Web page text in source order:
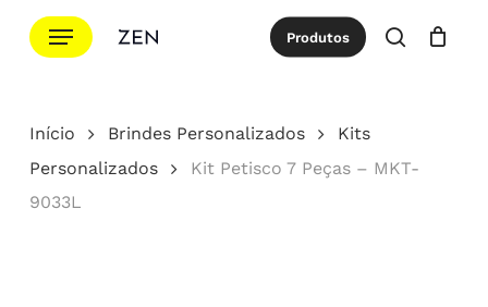
para
principal
Menu Produtos
procurar
Cotação Close
Início Brindes Personalizados
Kits
Personalizados
Kit Petisco 7 Peças – MKT-
9033L